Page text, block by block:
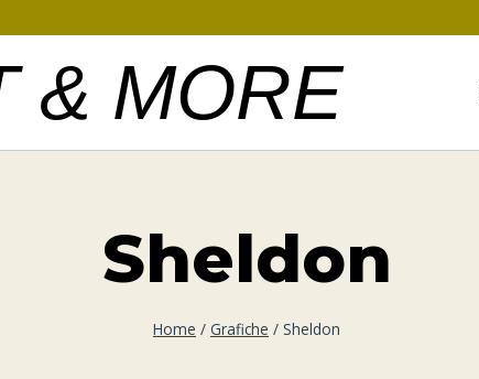
& MORE
Sheldon
Home / Grafiche / Sheldon